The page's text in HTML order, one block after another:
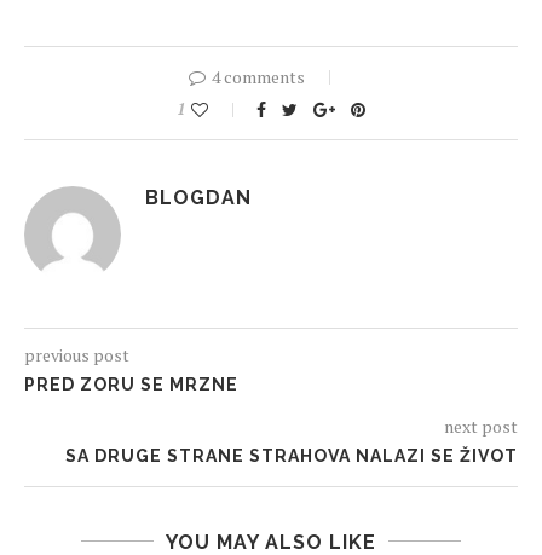
4 comments
1
BLOGDAN
previous post
PRED ZORU SE MRZNE
next post
SA DRUGE STRANE STRAHOVA NALAZI SE ŽIVOT
YOU MAY ALSO LIKE